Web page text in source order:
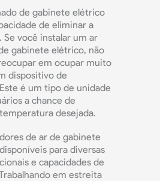
de gabinete elétrico
de eliminar a
Se você instalar um ar
gabinete elétrico, não
em ocupar muito
dispositivo de
é um tipo de unidade
a chance de
desejada.
de ar de gabinete
para diversas
e capacidades de
em estreita